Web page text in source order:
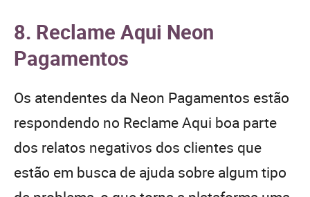
8. Reclame Aqui Neon
Pagamentos
Os atendentes da Neon Pagamentos estão
respondendo no Reclame Aqui boa parte
dos relatos negativos dos clientes que
estão em busca de ajuda sobre algum tipo